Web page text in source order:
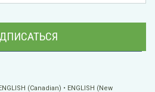
(Canadian)
ENGLISH (New